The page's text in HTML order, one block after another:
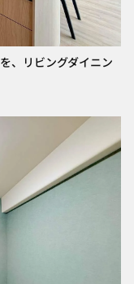
、リビングダイニン